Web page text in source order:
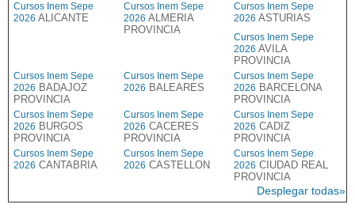
Cursos Inem Sepe
2026 ALICANTE
Cursos Inem Sepe
2026 ALMERIA
PROVINCIA
Cursos Inem Sepe
2026 ASTURIAS
Cursos Inem Sepe
2026 AVILA
PROVINCIA
Cursos Inem Sepe
2026 BADAJOZ
PROVINCIA
Cursos Inem Sepe
2026 BALEARES
Cursos Inem Sepe
2026 BARCELONA
PROVINCIA
Cursos Inem Sepe
2026 BURGOS
PROVINCIA
Cursos Inem Sepe
2026 CACERES
PROVINCIA
Cursos Inem Sepe
2026 CADIZ
PROVINCIA
Cursos Inem Sepe
2026 CANTABRIA
Cursos Inem Sepe
2026 CASTELLON
Cursos Inem Sepe
2026 CIUDAD REAL
PROVINCIA
Desplegar todas»